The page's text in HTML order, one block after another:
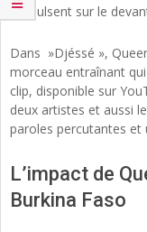
propulsent sur le
Dans »Djéssé »,
morceau entraînant
clip, disponible sur
deux artistes et aussi
paroles percutantes et
L’impact de
Burkina Faso